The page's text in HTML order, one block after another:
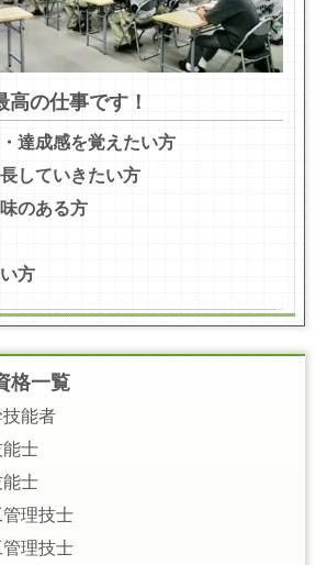
高の仕事です！
達成感を覚えたい方
していきたい方
のある方
方
格一覧
能者
士
能士
管理技士
管理技士